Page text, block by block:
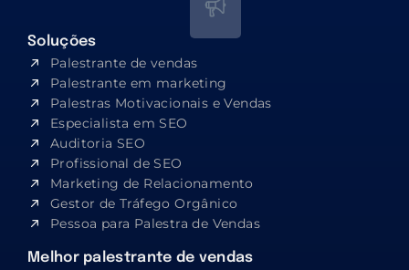
Soluções
Palestrante de vendas
Palestrante em marketing
Palestras Motivacionais e Vendas
Especialista em SEO​
Auditoria SEO
Profissional de SEO
Marketing de Relacionamento
Gestor de Tráfego Orgânico
Pessoa para Palestra de Vendas
Melhor palestrante de vendas